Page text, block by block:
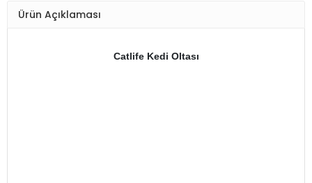
Ürün Açıklaması
Catlife Kedi Oltası